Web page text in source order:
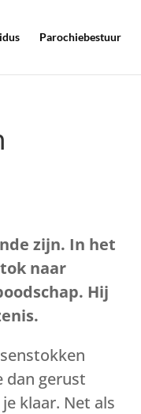
Parochiebestuur
zijn. In het
naar
Hij
dan gerust
klaar. Net als